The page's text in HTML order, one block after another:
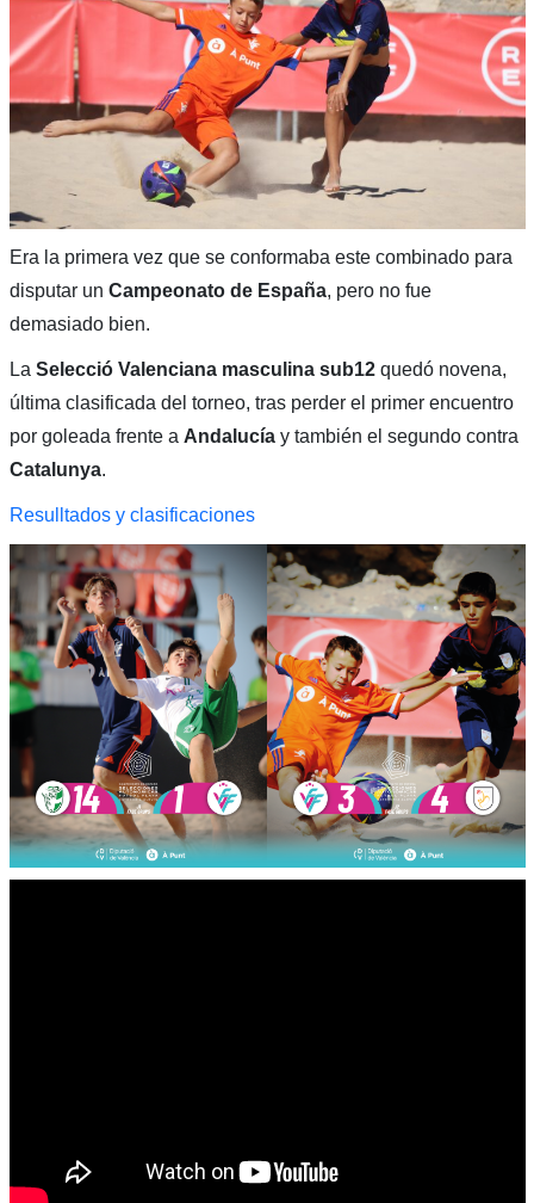
Era la primera vez que se conformaba este combinado para
disputar un Campeonato de España, pero no fue
demasiado bien.
La Selecció Valenciana masculina sub12quedó novena,
última clasificada del torneo, tras perder el primer encuentro
por goleada frente a Andalucíay también el segundo contra
Catalunya.
Resulltados y clasificaciones